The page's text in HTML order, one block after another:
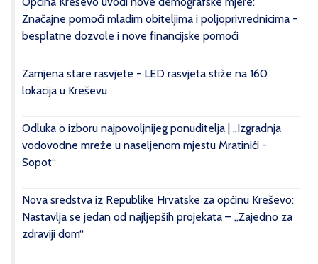
Značajne pomoći mladim obiteljima i poljoprivrednicima -
besplatne dozvole i nove financijske pomoći
Zamjena stare rasvjete - LED rasvjeta stiže na 160
lokacija u Kreševu
Odluka o izboru najpovoljnijeg ponuditelja | „Izgradnja
vodovodne mreže u naseljenom mjestu Mratinići -
Sopot“
Nova sredstva iz Republike Hrvatske za općinu Kreševo:
Nastavlja se jedan od najljepših projekata – „Zajedno za
zdraviji dom“